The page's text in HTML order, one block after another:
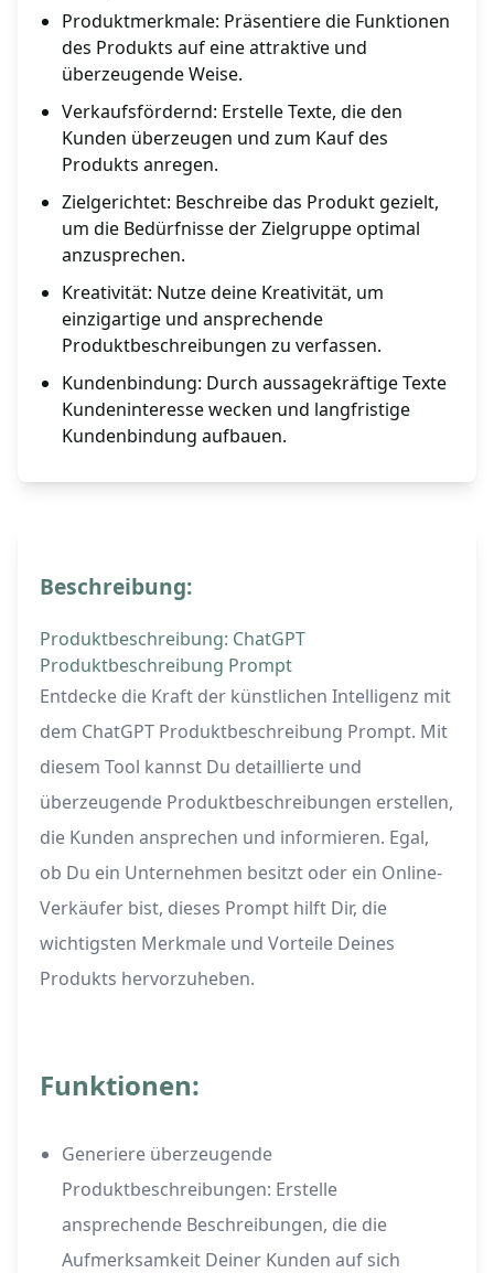
Produktmerkmale: Präsentiere die Funktionen
des Produkts auf eine attraktive und
überzeugende Weise.
Verkaufsfördernd: Erstelle Texte, die den
Kunden überzeugen und zum Kauf des
Produkts anregen.
Zielgerichtet: Beschreibe das Produkt gezielt,
um die Bedürfnisse der Zielgruppe optimal
anzusprechen.
Kreativität: Nutze deine Kreativität, um
einzigartige und ansprechende
Produktbeschreibungen zu verfassen.
Kundenbindung: Durch aussagekräftige Texte
Kundeninteresse wecken und langfristige
Kundenbindung aufbauen.
Beschreibung:
Produktbeschreibung: ChatGPT
Produktbeschreibung Prompt
Entdecke die Kraft der künstlichen Intelligenz mit
dem ChatGPT Produktbeschreibung Prompt. Mit
diesem Tool kannst Du detaillierte und
überzeugende Produktbeschreibungen erstellen,
die Kunden ansprechen und informieren. Egal,
ob Du ein Unternehmen besitzt oder ein Online-
Verkäufer bist, dieses Prompt hilft Dir, die
wichtigsten Merkmale und Vorteile Deines
Produkts hervorzuheben.
Funktionen:
Generiere überzeugende
Produktbeschreibungen: Erstelle
ansprechende Beschreibungen, die die
Aufmerksamkeit Deiner Kunden auf sich